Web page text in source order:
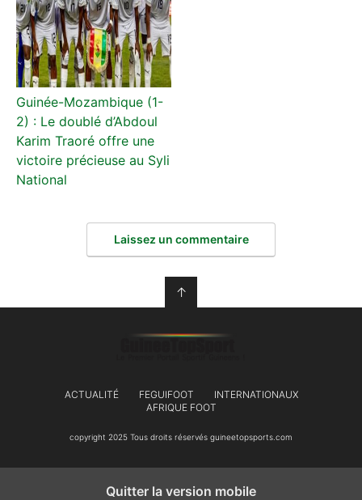
Guinée-Mozambique (1-
2) : Le doublé d’Abdoul
Karim Traoré offre une
victoire précieuse au Syli
National
Laissez un commentaire
↑
ACTUALITÉ FEGUIFOOT
INTERNATIONAUX
AFRIQUE FOOT
copyright 2025 Tous droits réservés guineetopsports.com
Quitter la version mobile